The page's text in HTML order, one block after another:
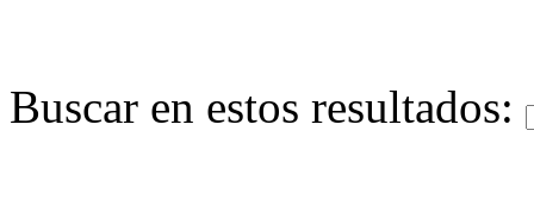
Buscar en estos resultados: